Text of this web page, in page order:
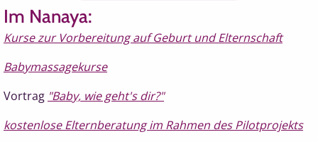
Im Nanaya:
Kurse zur Vorbereitung auf Geburt und Elternschaft
Babymassagekurse
Vortrag "Baby, wie geht's dir?"
kostenlose Elternberatung im Rahmen des Pilotprojekts